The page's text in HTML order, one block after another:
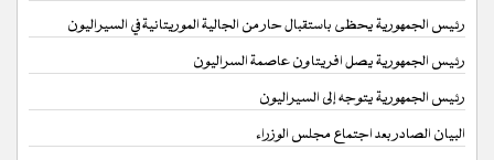
رئيس الجمهورية يحظى باستقبال حار من الجالية الموريتانية في السيراليون
رئيس الجمهورية يصل افريتاون عاصمة السراليون
رئيس الجمهورية يتوجه إلى السيراليون
البيان الصادر بعد اجتماع مجلس الوزراء